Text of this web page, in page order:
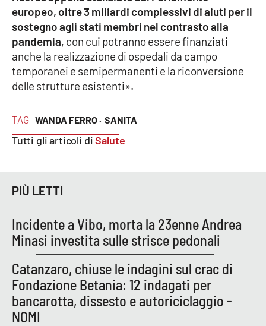
LAC
NETWORK
Lacplay.it
Laconair.it
Lacapitalenews.it
Ilreggino.it
Cosenzachannel.it
Ilvibonese.it
Catanzarochannel.it
TAG WANDA FERRO · SANITA
Tutti gli articoli diSalute
europeo, oltre 3 miliardi complessivi di aiuti per il
sostegno agli stati membri nel contrasto alla
pandemia, con cui potranno essere finanziati
anche la realizzazione di ospedali da campo
temporanei e semipermanenti e la riconversione
delle strutture esistenti».
PIÙ LETTI
Incidente a Vibo, morta la 23enne Andrea
Minasi investita sulle strisce pedonali
Catanzaro, chiuse le indagini sul crac di
Fondazione Betania: 12 indagati per
bancarotta, dissesto e autoriciclaggio -
NOMI